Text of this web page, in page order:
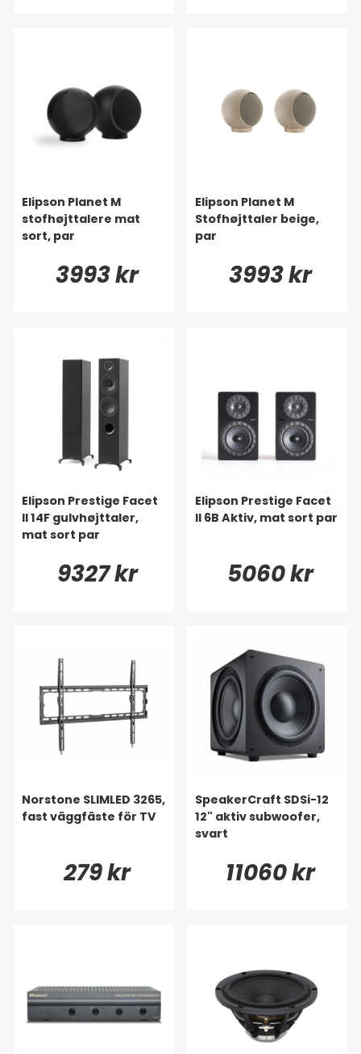
Elipson Planet M
stofhøjttalere mat
sort, par
3993 kr
Elipson Planet M
Stofhøjttaler beige,
par
3993 kr
Elipson Prestige Facet
II 14F gulvhøjttaler,
mat sort par
9327 kr
Elipson Prestige Facet
II 6B Aktiv, mat sort par
5060 kr
Norstone SLIMLED 3265,
fast väggfäste för TV
279 kr
SpeakerCraft SDSi-12
12" aktiv subwoofer,
svart
11060 kr